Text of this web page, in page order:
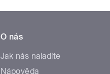
O nás
Jak nás naladíte
Nápověda